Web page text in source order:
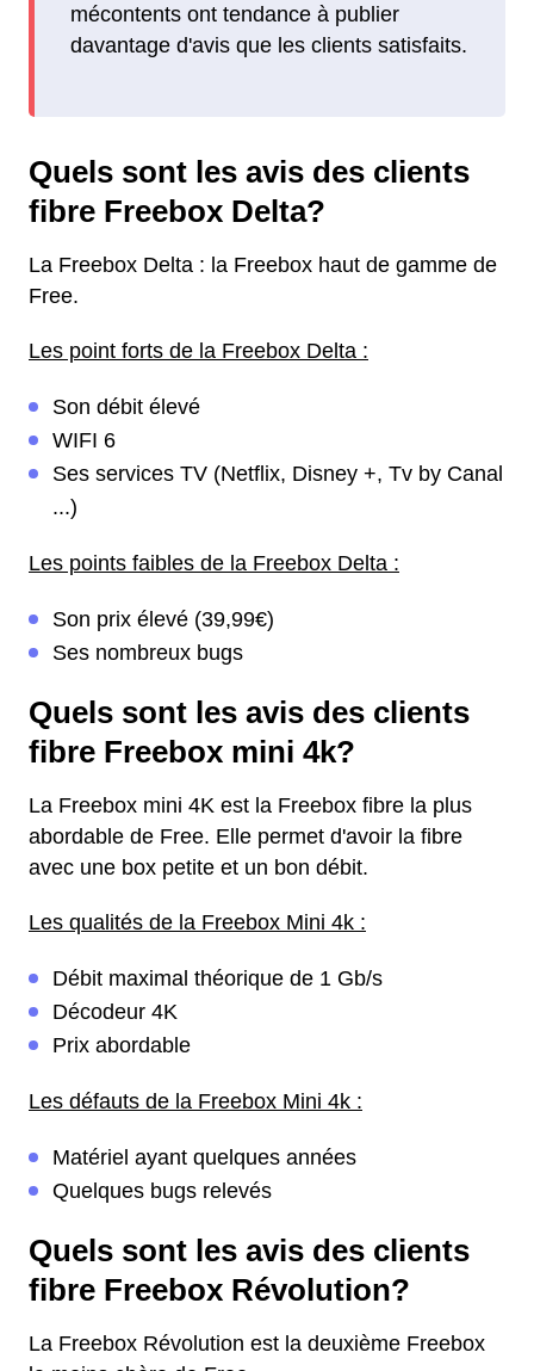
mécontents ont tendance à publier
davantage d'avis que les clients satisfaits.
Quels sont les avis des clients
fibre Freebox Delta?
La Freebox Delta : la Freebox haut de gamme de
Free.
Les point forts de la Freebox Delta :
Son débit élevé
WIFI 6
Ses services TV (Netflix, Disney +, Tv by Canal
...)
Les points faibles de la Freebox Delta :
Son prix élevé (39,99€)
Ses nombreux bugs
Quels sont les avis des clients
fibre Freebox mini 4k?
La Freebox mini 4K est la Freebox fibre la plus
abordable de Free. Elle permet d'avoir la fibre
avec une box petite et un bon débit.
Les qualités de la Freebox Mini 4k :
Débit maximal théorique de 1 Gb/s
Décodeur 4K
Prix abordable
Les défauts de la Freebox Mini 4k :
Matériel ayant quelques années
Quelques bugs relevés
Quels sont les avis des clients
fibre Freebox Révolution?
La Freebox Révolution est la deuxième Freebox